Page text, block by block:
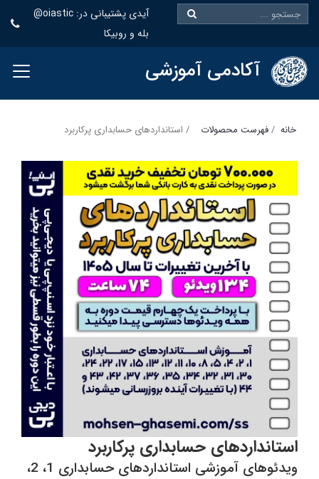
@oiastic :آیدی پشتیبانی در
بله و روبیکا
آکادمی آموزشی
خانه فهرست محصولات استانداردهای حسابداری پرکاربرد
استانداردهای حسابداری پرکاربرد
ویدئوهای آموزشی استانداردهای حسابداری 1، 2،